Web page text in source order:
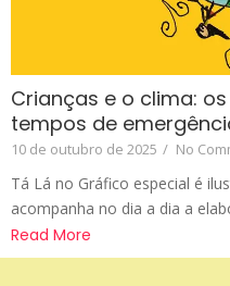
Crianças e o clima:
tempos de
10 de outubro de 2025 / No
Tá Lá no Gráfico especial é
acompanha no dia a dia a
Read More